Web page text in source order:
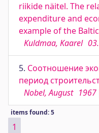
riikide näitel. The
expenditure and
example of the
Kuldmaa, Kaarel
5. Соотношение
период
Nobel, August 1967
items found: 5
1